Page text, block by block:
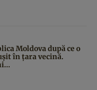
Moldova după ce o
în țara vecină.